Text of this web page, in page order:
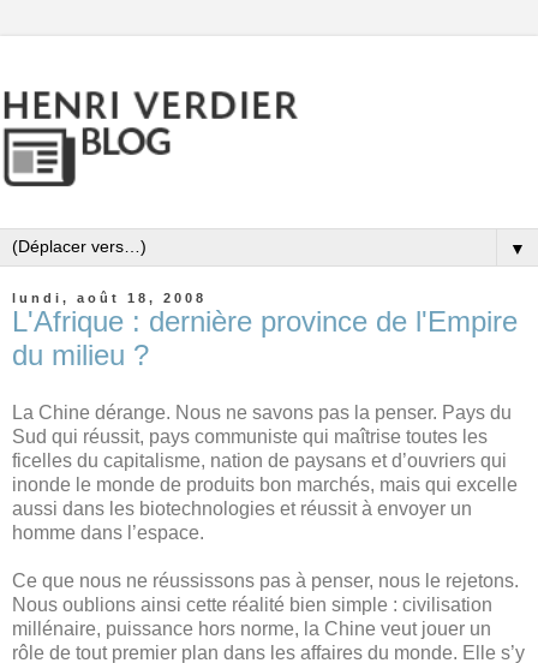
▼
lundi, août 18, 2008
L'Afrique : dernière province de l'Empire
du milieu ?
La Chine dérange. Nous ne savons pas la penser. Pays du
Sud qui réussit, pays communiste qui maîtrise toutes les
ficelles du capitalisme, nation de paysans et d’ouvriers qui
inonde le monde de produits bon marchés, mais qui excelle
aussi dans les biotechnologies et réussit à envoyer un
homme dans l’espace.
Ce que nous ne réussissons pas à penser, nous le rejetons.
Nous oublions ainsi cette réalité bien simple : civilisation
millénaire, puissance hors norme, la Chine veut jouer un
rôle de tout premier plan dans les affaires du monde. Elle s’y